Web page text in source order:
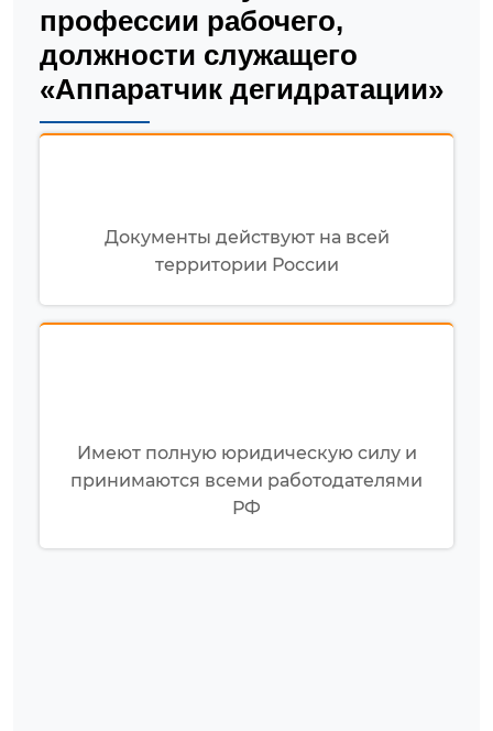
профессии рабочего,
должности служащего
«Аппаратчик дегидратации»
Документы действуют на всей
территории России
Имеют полную юридическую силу и
принимаются всеми работодателями
РФ